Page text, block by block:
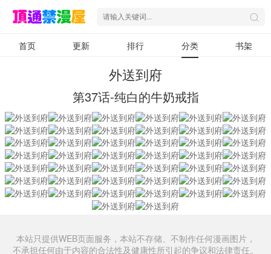
首页 更新 排行 分类 书架
外送到府
第37话-纯白的牛奶戒指
本站只提供WEB页面服务，本站不存储、不制作任何漫画图片，
不承担任何由于内容的合法性及健康性所引起的争议和法律责任。